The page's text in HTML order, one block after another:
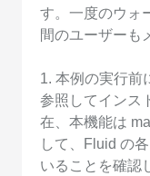
す。一度のウォ
間のユーザーも
1. 本例の実行前
参照してインス
在、本機能は
して、Fluid の
いることを確認